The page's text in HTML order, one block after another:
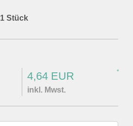
1 Stück
4,64 EUR *
inkl. Mwst.